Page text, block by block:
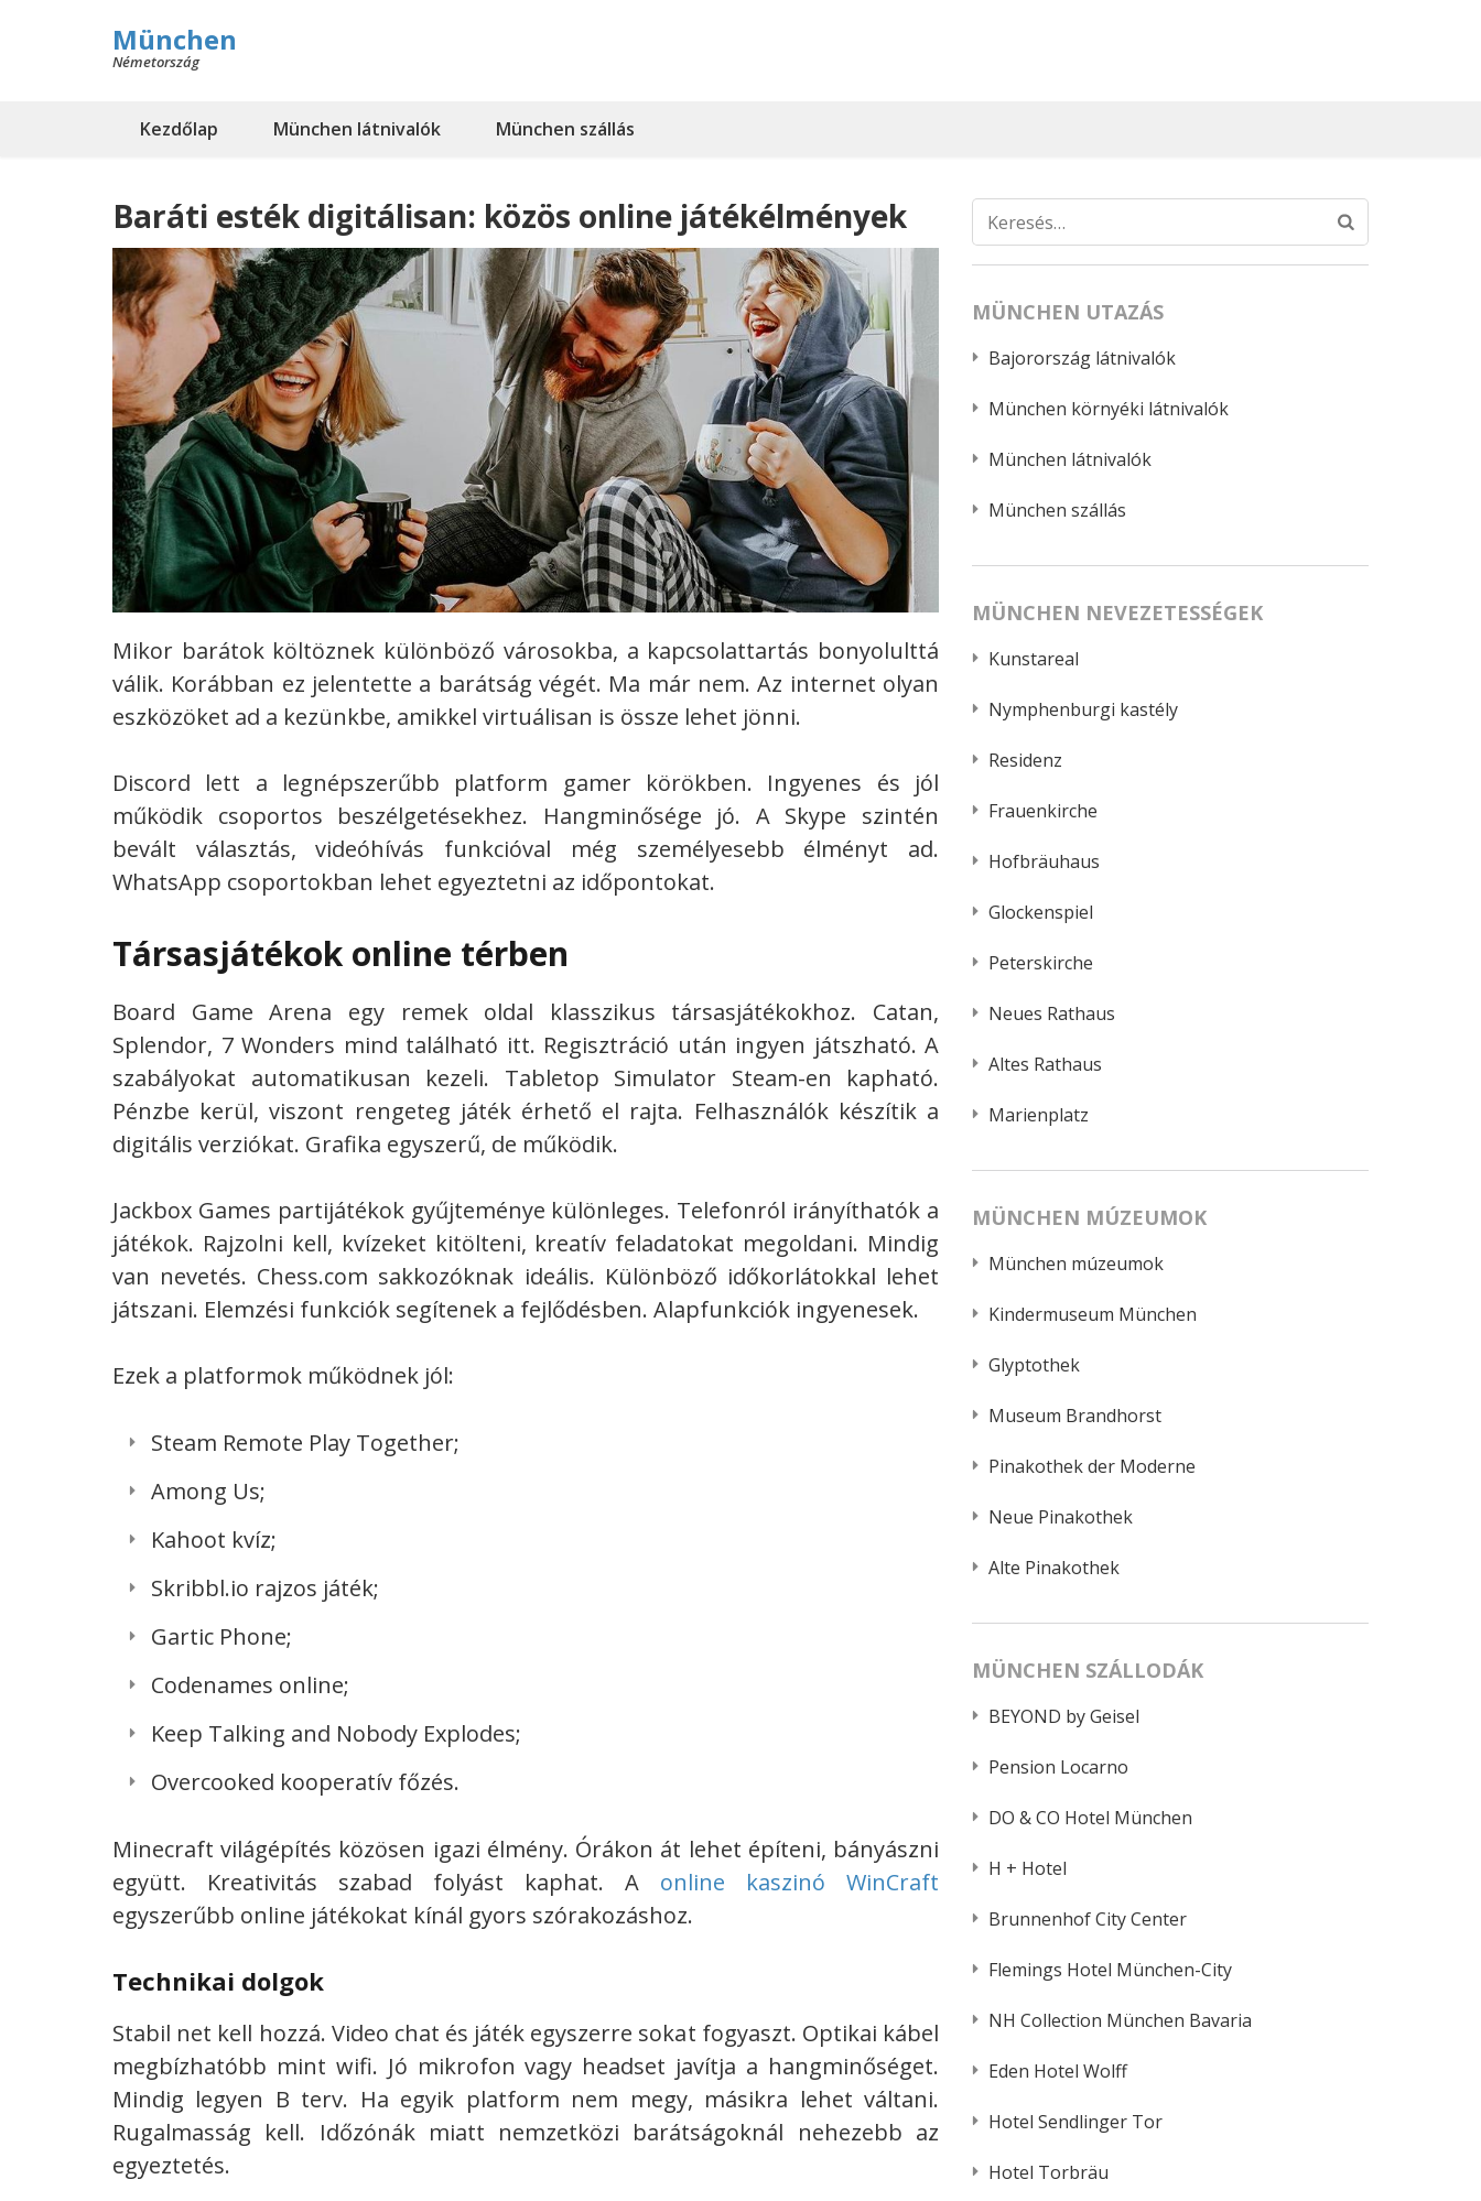
München
Németország
Kezdőlap München látnivalók München szállás
Baráti esték digitálisan: közös online játékélmények
Mikor barátok költöznek különböző városokba, a kapcsolattartás bonyolulttá
válik. Korábban ez jelentette a barátság végét. Ma már nem. Az internet olyan
eszközöket ad a kezünkbe, amikkel virtuálisan is össze lehet jönni.
Discord lett a legnépszerűbb platform gamer körökben. Ingyenes és jól
működik csoportos beszélgetésekhez. Hangminősége jó. A Skype szintén
bevált választás, videóhívás funkcióval még személyesebb élményt ad.
WhatsApp csoportokban lehet egyeztetni az időpontokat.
Társasjátékok online térben
Board Game Arena egy remek oldal klasszikus társasjátékokhoz. Catan,
Splendor, 7 Wonders mind található itt. Regisztráció után ingyen játszható. A
szabályokat automatikusan kezeli. Tabletop Simulator Steam-en kapható.
Pénzbe kerül, viszont rengeteg játék érhető el rajta. Felhasználók készítik a
digitális verziókat. Grafika egyszerű, de működik.
Jackbox Games partijátékok gyűjteménye különleges. Telefonról irányíthatók a
játékok. Rajzolni kell, kvízeket kitölteni, kreatív feladatokat megoldani. Mindig
van nevetés. Chess.com sakkozóknak ideális. Különböző időkorlátokkal lehet
játszani. Elemzési funkciók segítenek a fejlődésben. Alapfunkciók ingyenesek.
Ezek a platformok működnek jól:
Steam Remote Play Together;
Among Us;
Kahoot kvíz;
Skribbl.io rajzos játék;
Gartic Phone;
Codenames online;
Keep Talking and Nobody Explodes;
Overcooked kooperatív főzés.
Minecraft világépítés közösen igazi élmény. Órákon át lehet építeni, bányászni
együtt. Kreativitás szabad folyást kaphat. A online kaszinó WinCraft
egyszerűbb online játékokat kínál gyors szórakozáshoz.
Technikai dolgok
Stabil net kell hozzá. Video chat és játék egyszerre sokat fogyaszt. Optikai kábel
megbízhatóbb mint wifi. Jó mikrofon vagy headset javítja a hangminőséget.
Mindig legyen B terv. Ha egyik platform nem megy, másikra lehet váltani.
Rugalmasság kell. Időzónák miatt nemzetközi barátságoknál nehezebb az
egyeztetés.
Keresés:
MÜNCHEN UTAZÁS
Bajorország látnivalók
München környéki látnivalók
München látnivalók
München szállás
MÜNCHEN NEVEZETESSÉGEK
Kunstareal
Nymphenburgi kastély
Residenz
Frauenkirche
Hofbräuhaus
Glockenspiel
Peterskirche
Neues Rathaus
Altes Rathaus
Marienplatz
MÜNCHEN MÚZEUMOK
München múzeumok
Kindermuseum München
Glyptothek
Museum Brandhorst
Pinakothek der Moderne
Neue Pinakothek
Alte Pinakothek
MÜNCHEN SZÁLLODÁK
BEYOND by Geisel
Pension Locarno
DO & CO Hotel München
H + Hotel
Brunnenhof City Center
Flemings Hotel München-City
NH Collection München Bavaria
Eden Hotel Wolff
Hotel Sendlinger Tor
Hotel Torbräu